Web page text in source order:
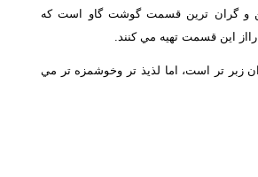
و گران ترين قسمت گوشت گاو است كه
اين قسمت تهيه مي كنند.
زبر تر است، اما لذيذ تر وخوشمزه تر مي